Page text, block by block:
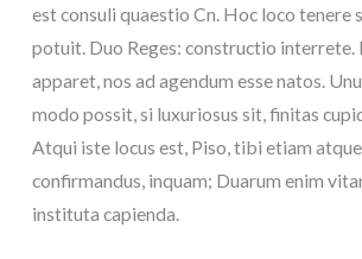
est consuli quaestio Cn. Hoc loco tenere
potuit. Duo Reges: constructio interrete.
apparet, nos ad agendum esse natos.
modo possit, si luxuriosus sit, finitas
Atqui iste locus est, Piso, tibi etiam
confirmandus, inquam; Duarum enim
instituta capienda.